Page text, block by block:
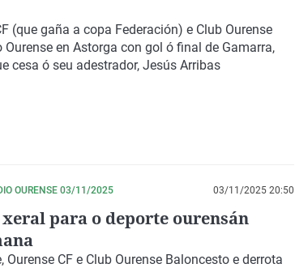
(que gaña a copa Federación) e Club Ourense
Ourense en Astorga con gol ó final de Gamarra,
cesa ó seu adestrador, Jesús Arribas
OURENSE 03/11/2025 03/11/2025 20:50
para o deporte ourensán
Ourense CF e Club Ourense Baloncesto e derrota